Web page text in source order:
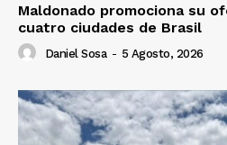
Maldonado promociona su
cuatro ciudades de Brasil
Daniel Sosa - 5 Agosto, 2026